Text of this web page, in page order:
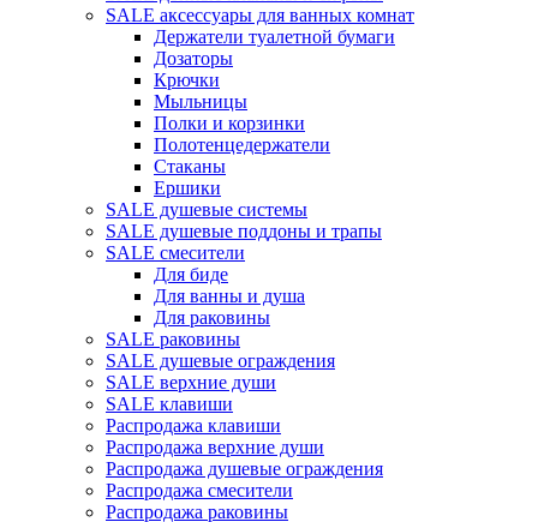
SALE аксессуары для ванных комнат
Держатели туалетной бумаги
Дозаторы
Крючки
Мыльницы
Полки и корзинки
Полотенцедержатели
Стаканы
Ершики
SALE душевые системы
SALE душевые поддоны и трапы
SALE смесители
Для биде
Для ванны и душа
Для раковины
SALE раковины
SALE душевые ограждения
SALE верхние души
SALE клавиши
Распродажа клавиши
Распродажа верхние души
Распродажа душевые ограждения
Распродажа смесители
Распродажа раковины